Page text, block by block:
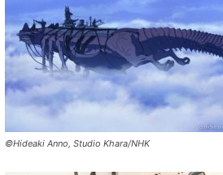
©Hideaki Anno, Studio Khara/NHK